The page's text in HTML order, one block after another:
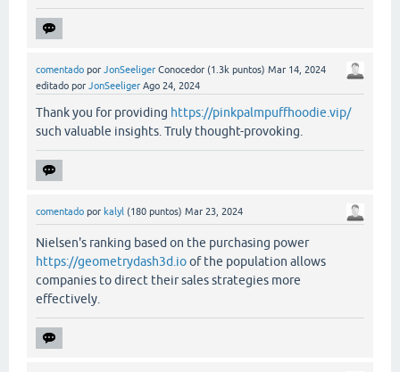
comentado por JonSeeliger Conocedor (1.3k puntos) Mar 14, 2024
editado por JonSeeliger Ago 24, 2024
Thank you for providing https://pinkpalmpuffhoodie.vip/
such valuable insights. Truly thought-provoking.
comentado por kalyl (180 puntos) Mar 23, 2024
Nielsen's ranking based on the purchasing power
https://geometrydash3d.ioof the population allows
companies to direct their sales strategies more
effectively.